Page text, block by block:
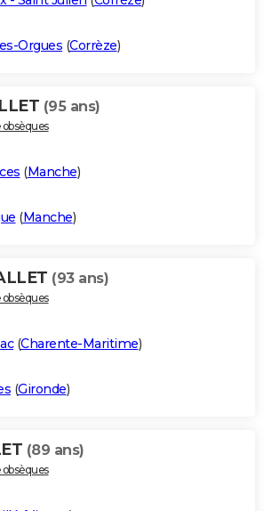
Orgues (Corrèze)
(95 ans)
(Manche)
(Manche)
(93 ans)
(Charente-Maritime)
(Gironde)
(89 ans)